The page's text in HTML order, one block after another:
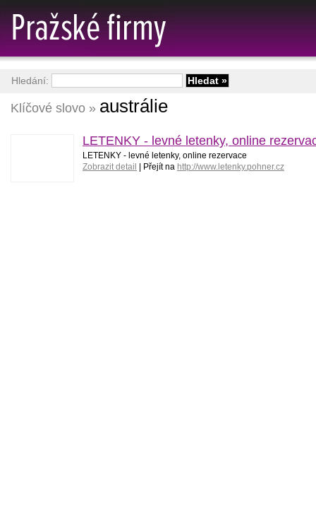
Klíčové slovo » austrálie
LETENKY - levné letenky, online
LETENKY - levné letenky, online rezervace
Zobrazit detail
| Přejít na http://www.letenky.pohner.cz
Hledání: